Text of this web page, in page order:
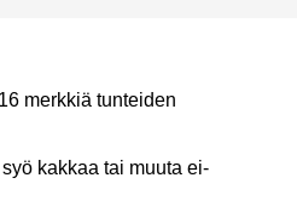
merkkiä tunteiden
kakkaa tai muuta ei-